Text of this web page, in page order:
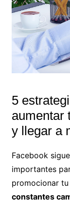
5
aumentar
y llegar a
Facebook
importantes
promocionar
constantes